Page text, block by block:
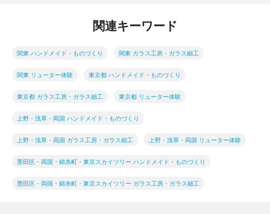
関連キーワード
関東 ハンドメイド・ものづくり 関東 ガラス工房・ガラス細工
関東 リューター体験 東京都 ハンドメイド・ものづくり
東京都 ガラス工房・ガラス細工 東京都 リューター体験
上野・浅草・両国 ハンドメイド・ものづくり
上野・浅草・両国 ガラス工房・ガラス細工 上野・浅草・両国 リューター体験
墨田区・両国・錦糸町・東京スカイツリー ハンドメイド・ものづくり
墨田区・両国・錦糸町・東京スカイツリー ガラス工房・ガラス細工